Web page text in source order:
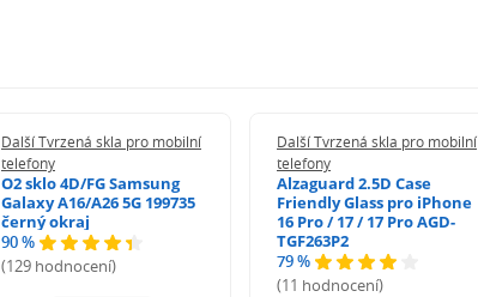
Další Tvrzená skla pro mobilní
telefony
O2 sklo 4D/FG Samsung
Galaxy A16/A26 5G 199735
černý okraj
90 %
(129 hodnocení)
Další Tvrzená skla pro mobilní
telefony
Alzaguard 2.5D Case
Friendly Glass pro iPhone
16 Pro / 17 / 17 Pro AGD-
TGF263P2
79 %
(11 hodnocení)